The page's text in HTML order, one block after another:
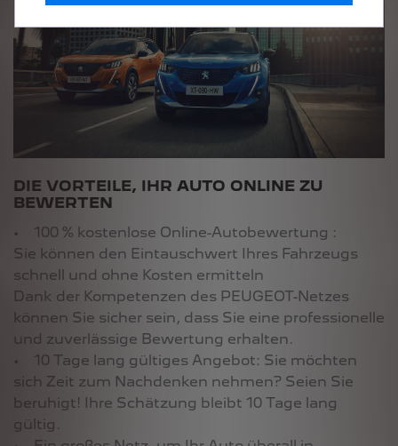
DIE VORTEILE, IHR AUTO ONLINE ZU
BEWERTEN
• 100 % kostenlose Online-Autobewertung :
Sie können den Eintauschwert Ihres Fahrzeugs
schnell und ohne Kosten ermitteln
Dank der Kompetenzen des PEUGEOT-Netzes
können Sie sicher sein, dass Sie eine professionelle
und zuverlässige Bewertung erhalten.
• 10 Tage lang gültiges Angebot: Sie möchten
sich Zeit zum Nachdenken nehmen? Seien Sie
beruhigt! Ihre Schätzung bleibt 10 Tage lang
gültig.